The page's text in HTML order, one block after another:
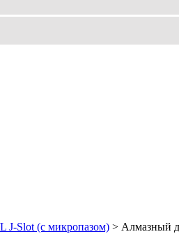
J-Slot (с микропазом) > Алмазный